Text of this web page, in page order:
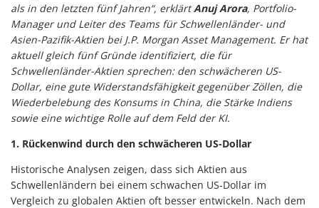
als in den letzten fünf Jahren“, erklärtAnuj Arora, Portfolio-
Manager und Leiter des Teams für Schwellenländer- und
Asien-Pazifik-Aktien bei J.P. Morgan Asset Management. Er hat
aktuell gleich fünf Gründe identifiziert, die für
Schwellenländer-Aktien sprechen: den schwächeren US-
Dollar, eine gute Widerstandsfähigkeit gegenüber Zöllen, die
Wiederbelebung des Konsums in China, die Stärke Indiens
sowie eine wichtige Rolle auf dem Feld der KI.
1. Rückenwind durch den schwächeren US-Dollar
Historische Analysen zeigen, dass sich Aktien aus
Schwellenländern bei einem schwachen US-Dollar im
Vergleich zu globalen Aktien oft besser entwickeln. Nach dem